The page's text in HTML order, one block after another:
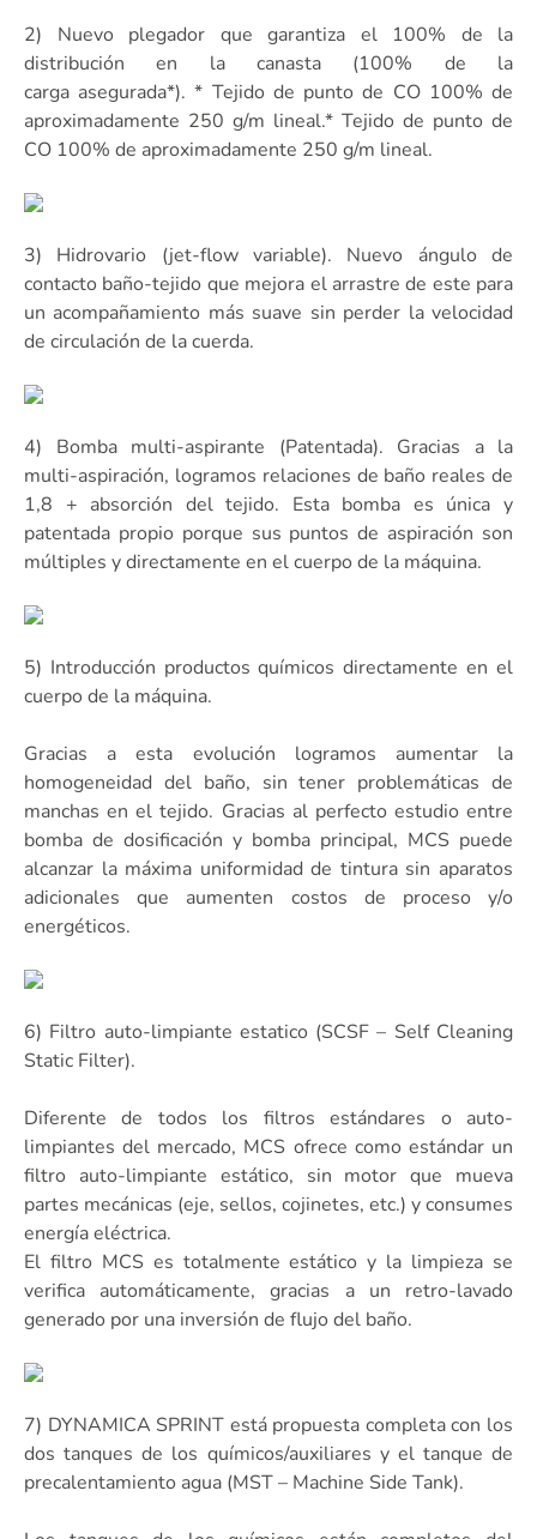
2) Nuevo plegador que garantiza el 100% de la
distribución en la canasta (100% de la
carga asegurada*). * Tejido de punto de CO 100% de
aproximadamente 250 g/m lineal.* Tejido de punto de
CO 100% de aproximadamente 250 g/m lineal.
3) Hidrovario (jet-flow variable). Nuevo ángulo de
contacto baño-tejido que mejora el arrastre de este para
un acompañamiento más suave sin perder la velocidad
de circulación de la cuerda.
4) Bomba multi-aspirante (Patentada). Gracias a la
multi-aspiración, logramos relaciones de baño reales de
1,8 + absorción del tejido. Esta bomba es única y
patentada propio porque sus puntos de aspiración son
múltiples y directamente en el cuerpo de la máquina.
5) Introducción productos químicos directamente en el
cuerpo de la máquina.
Gracias a esta evolución logramos aumentar la
homogeneidad del baño, sin tener problemáticas de
manchas en el tejido. Gracias al perfecto estudio entre
bomba de dosificación y bomba principal, MCS puede
alcanzar la máxima uniformidad de tintura sin aparatos
adicionales que aumenten costos de proceso y/o
energéticos.
6) Filtro auto-limpiante estatico (SCSF – Self Cleaning
Static Filter).
Diferente de todos los filtros estándares o auto-
limpiantes del mercado, MCS ofrece como estándar un
filtro auto-limpiante estático, sin motor que mueva
partes mecánicas (eje, sellos, cojinetes, etc.) y consumes
energía eléctrica.
El filtro MCS es totalmente estático y la limpieza se
verifica automáticamente, gracias a un retro-lavado
generado por una inversión de flujo del baño.
7) DYNAMICA SPRINT está propuesta completa con los
dos tanques de los químicos/auxiliares y el tanque de
precalentamiento agua (MST – Machine Side Tank).